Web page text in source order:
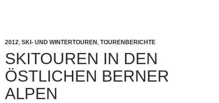
2012, SKI- UND WINTERTOUREN, TOURENBERICHTE
SKITOUREN IN DEN
ÖSTLICHEN BERNER
ALPEN